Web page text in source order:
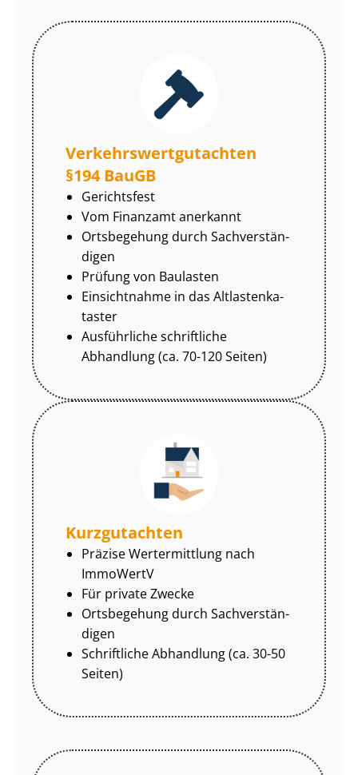
Ver­kehrs­wert­gut­ach­ten
§194 BauGB
Gerichtsfest
Vom Finanzamt anerkannt
Ortsbegehung durch Sach­ver­stän­
di­gen
Prüfung von Baulasten
Einsichtnahme in das Alt­las­ten­ka­
tas­ter
Ausführliche schriftliche
Abhandlung (ca. 70-120 Seiten)
Kurzgutachten
Präzise Wertermittlung nach
ImmoWertV
Für private Zwecke
Ortsbegehung durch Sach­ver­stän­
di­gen
Schriftliche Abhandlung (ca. 30-50
Seiten)